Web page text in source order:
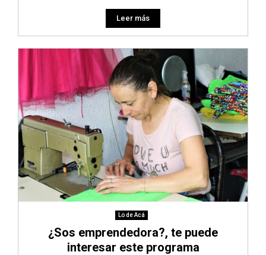
Leer más
Lo de Acá
¿Sos emprendedora?, te puede
interesar este programa